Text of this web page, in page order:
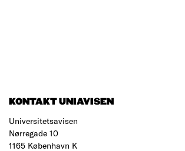
KONTAKT UNIAVISEN
Universitetsavisen
Nørregade 10
1165 København K